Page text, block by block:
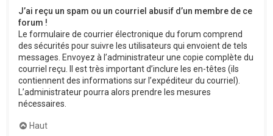
J’ai reçu un spam ou un courriel abusif d’un membre de ce
forum !
Le formulaire de courrier électronique du forum comprend
des sécurités pour suivre les utilisateurs qui envoient de tels
messages. Envoyez à l’administrateur une copie complète du
courriel reçu. Il est très important d’inclure les en-têtes (ils
contiennent des informations sur l’expéditeur du courriel).
L’administrateur pourra alors prendre les mesures
nécessaires.
Haut